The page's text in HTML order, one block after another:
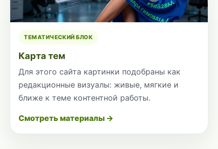
ТЕМАТИЧЕСКИЙ БЛОК
Карта тем
Для этого сайта картинки подобраны как
редакционные визуалы: живые, мягкие и
ближе к теме контентной работы.
Смотреть материалы →